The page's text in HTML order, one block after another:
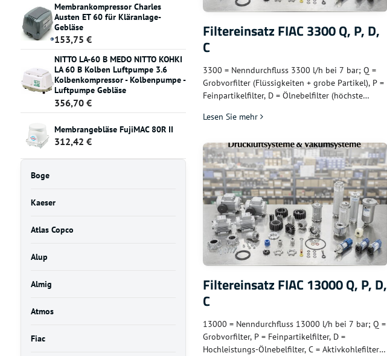
Filtereinsatz FIAC 3300 Q, P, D,
C
3300 = Nenndurchfluss 3300 l/h bei 7 bar; Q =
Grobvorfilter (Flüssigkeiten + grobe Partikel), P =
Feinpartikelfilter, D = Ölnebelfilter (höchste
mittlere bis größere FIAC-Anlagen
Lesen Sie mehr
Filtereinsatz FIAC 13000 Q, P, D,
C
13000 = Nenndurchfluss 13000 l/h bei 7 bar; Q =
Grobvorfilter, P = Feinpartikelfilter, D =
Hochleistungs-Ölnebelfilter, C = Aktivkohlefilter –
Membrankompressor Charles
Austen ET 60 für Kläranlage-
Gebläse
153,75 €
NITTO LA-60 B MEDO NITTO KOHKI
LA 60 B Kolben Luftpumpe 3.6
Kolbenkompressor - Kolbenpumpe -
Luftpumpe Gebläse
356,70 €
Membrangebläse FujiMAC 80R II
312,42 €
Boge
Kaeser
Atlas Copco
Alup
Almig
Atmos
Fiac